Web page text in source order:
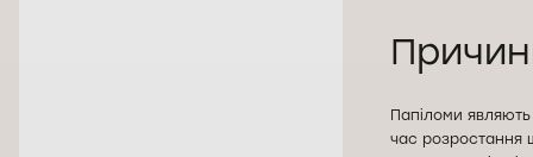
Папіломи являють
час розростання